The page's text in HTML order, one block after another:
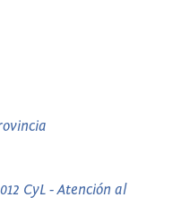
CyL - Atención al